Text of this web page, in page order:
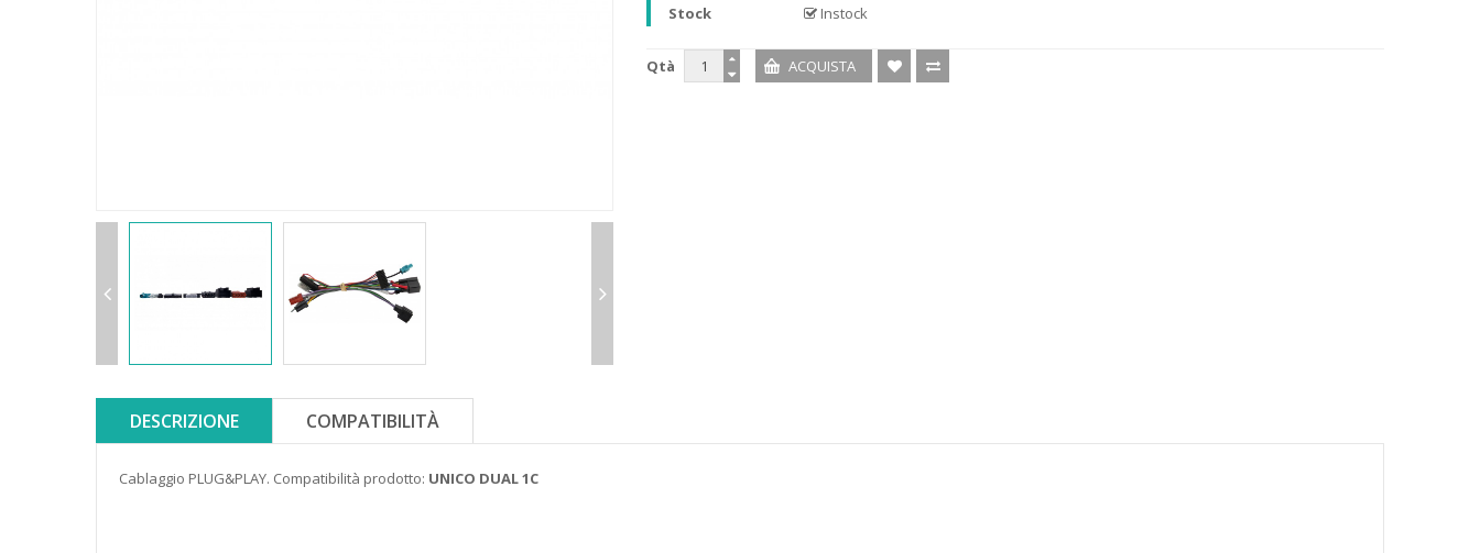
Stock
Instock
Qtà
DESCRIZIONE COMPATIBILITÀ
Cablaggio PLUG&PLAY. Compatibilità prodotto: UNICO DUAL 1C